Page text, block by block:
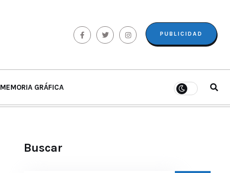
PUBLICIDAD
MEMORIA GRÁFICA
Buscar